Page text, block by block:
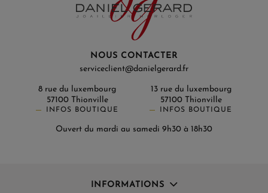
NOUS CONTACTER
serviceclient@danielgerard.fr
8 rue du luxembourg
57100 Thionville
INFOS BOUTIQUE
13 rue du luxembourg
57100 Thionville
INFOS BOUTIQUE
Ouvert du mardi au samedi 9h30 à 18h30
INFORMATIONS